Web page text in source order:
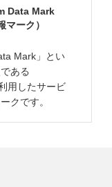
Data Mark
マーク）
Mark」とい
ある
用したサービ
クです。